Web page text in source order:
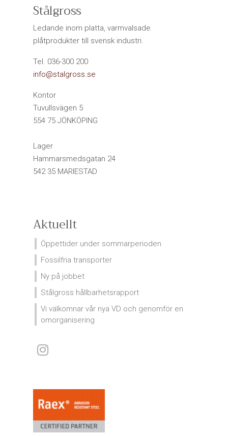
Stålgross
Ledande inom platta, varmvalsade
plåtprodukter till svensk industri.
Tel. 036-300 200
info@stalgross.se
Kontor
Tuvullsvägen 5
554 75 JÖNKÖPING
Lager
Hammarsmedsgatan 24
542 35 MARIESTAD
Aktuellt
Öppettider under sommarperioden
Fossilfria transporter
Ny på jobbet
Stålgross hållbarhetsrapport
Vi välkomnar vår nya VD och genomför en
omorganisering